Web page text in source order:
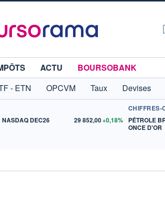
ACTU
BOURSOBANK
- ETN OPCVM Taux Devises
NASDAQ DEC26 29 852,00+0,18%
CHIFFRES-
PÉTROLE
ONCE D'OR